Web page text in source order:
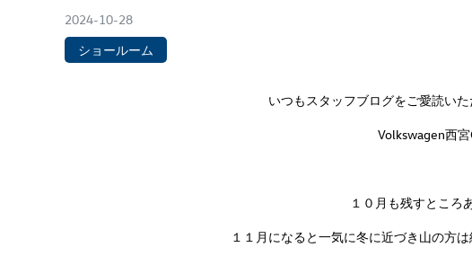
2024-10-28
ショールーム
いつもスタッフブログをご愛読い
Volkswagen西宮
１０月も残すところ
１１月になると一気に冬に近づき山の方